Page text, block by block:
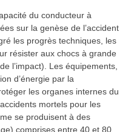
du conducteur à
sur la genèse de l’accident
les progrès techniques, les
résister aux chocs à grande
l’impact). Les équipements,
d’énergie par la
les organes internes du
mortels pour les
se produisent à des
comprises entre 40 et 80